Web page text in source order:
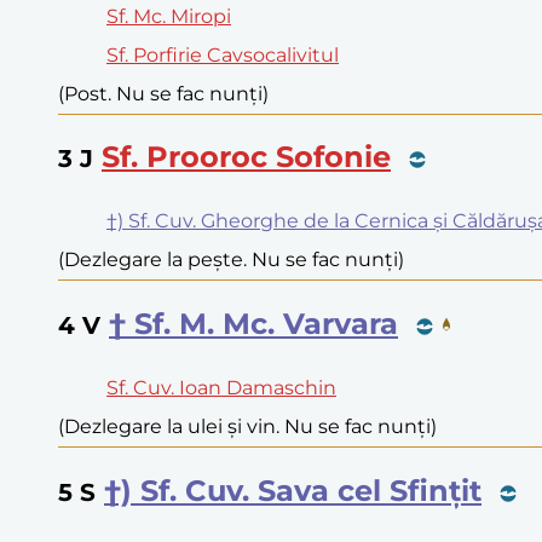
Sf. Mc. Miropi
Sf. Porfirie Cavsocalivitul
(Post. Nu se fac nunți)
3 J Sf. Prooroc Sofonie
†) Sf. Cuv. Gheorghe de la Cernica și
(Dezlegare la pește. Nu se fac nunți)
4 V † Sf. M. Mc. Varvara
Sf. Cuv. Ioan Damaschin
(Dezlegare la ulei și vin. Nu se fac nunți)
5 S †) Sf. Cuv. Sava cel Sfințit